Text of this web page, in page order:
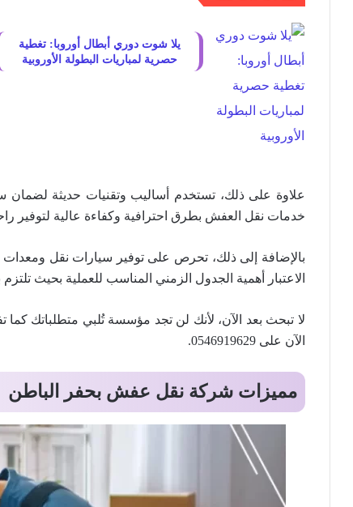
يلا شوت دوري أبطال أوروبا: تغطية
حصرية لمباريات البطولة الأوروبية
علاوة على ذلك، تستخدم أساليب وتقنيات حديثة
خدمات نقل العفش بطرق احترافية وكفاءة عالية لتوفير
بالإضافة إلى ذلك، تحرص على توفير سيارات نقل
الاعتبار أهمية الجدول الزمني المناسب للعملية بحيث
لا تبحث بعد الآن، لأنك لن تجد مؤسسة تُلبي متطلباتك كما
الآن على 0546919629.
مميزات شركة نقل عفش بحفر الباطن